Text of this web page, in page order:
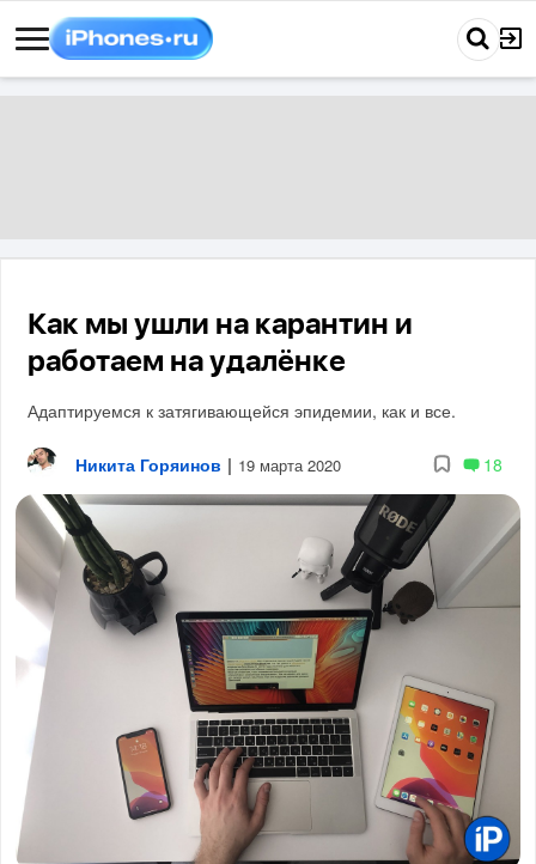
Как мы ушли на карантин и
работаем на удалёнке
Адаптируемся к затягивающейся эпидемии, как и все.
Никита Горяинов | 19 марта 2020 18